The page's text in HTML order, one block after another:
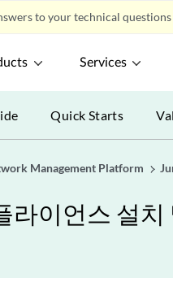
to your technical
Services
Quick Starts
Management Platform
라이언스 설치